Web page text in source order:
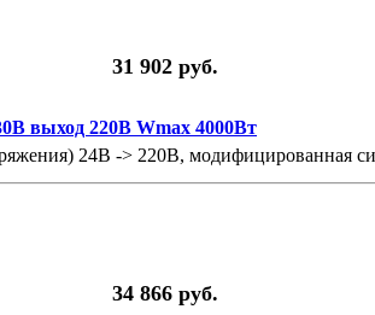
31 902 руб.
выход 220В Wmax 4000Вт
24В -> 220В, модифицированная
34 866 руб.